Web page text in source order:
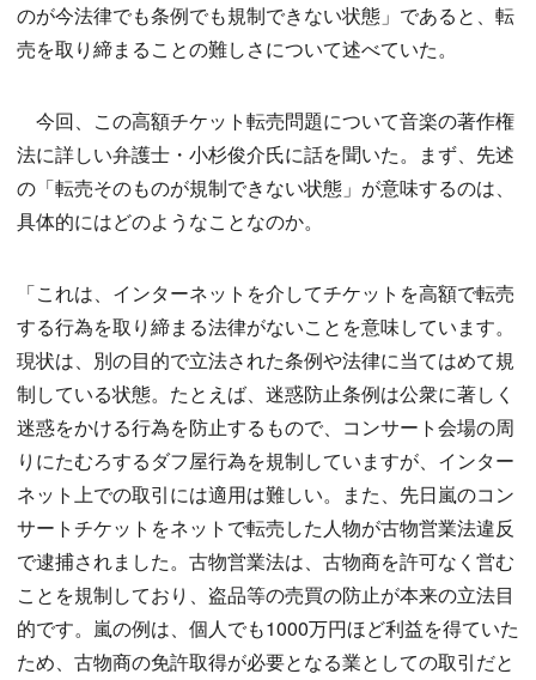
のが今法律でも条例でも規制できない状態」であると、転
売を取り締まることの難しさについて述べていた。
今回、この高額チケット転売問題について音楽の著作権
法に詳しい弁護士・小杉俊介氏に話を聞いた。まず、先述
の「転売そのものが規制できない状態」が意味するのは、
具体的にはどのようなことなのか。
「これは、インターネットを介してチケットを高額で転売
する行為を取り締まる法律がないことを意味しています。
現状は、別の目的で立法された条例や法律に当てはめて規
制している状態。たとえば、迷惑防止条例は公衆に著しく
迷惑をかける行為を防止するもので、コンサート会場の周
りにたむろするダフ屋行為を規制していますが、インター
ネット上での取引には適用は難しい。また、先日嵐のコン
サートチケットをネットで転売した人物が古物営業法違反
で逮捕されました。古物営業法は、古物商を許可なく営む
ことを規制しており、盗品等の売買の防止が本来の立法目
的です。嵐の例は、個人でも1000万円ほど利益を得ていた
ため、古物商の免許取得が必要となる業としての取引だと